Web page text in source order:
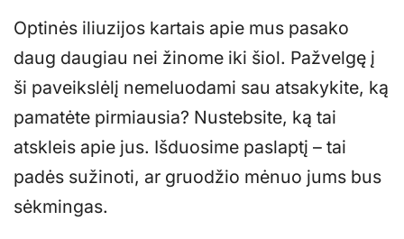
Optinės iliuzijos kartais apie mus pasako
daug daugiau nei žinome iki šiol. Pažvelgę į
ši paveikslėlį nemeluodami sau atsakykite, ką
pamatėte pirmiausia? Nustebsite, ką tai
atskleis apie jus. Išduosime paslaptį – tai
padės sužinoti, ar gruodžio mėnuo jums bus
sėkmingas.